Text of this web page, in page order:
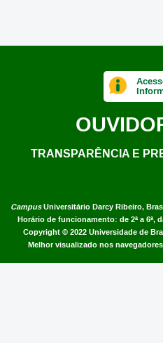
CampusUniversitário Darcy Ribeiro,
Horário de funcionamento: de 2ª a 6ª,
Copyright © 2022 Universidade de
Melhor visualizado nos
TRANSPARÊNCIA E